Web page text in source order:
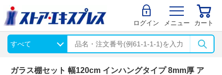
ログイン メニュー カート
ガラス棚セット 幅120cm インハングタイプ 8mm厚 ア